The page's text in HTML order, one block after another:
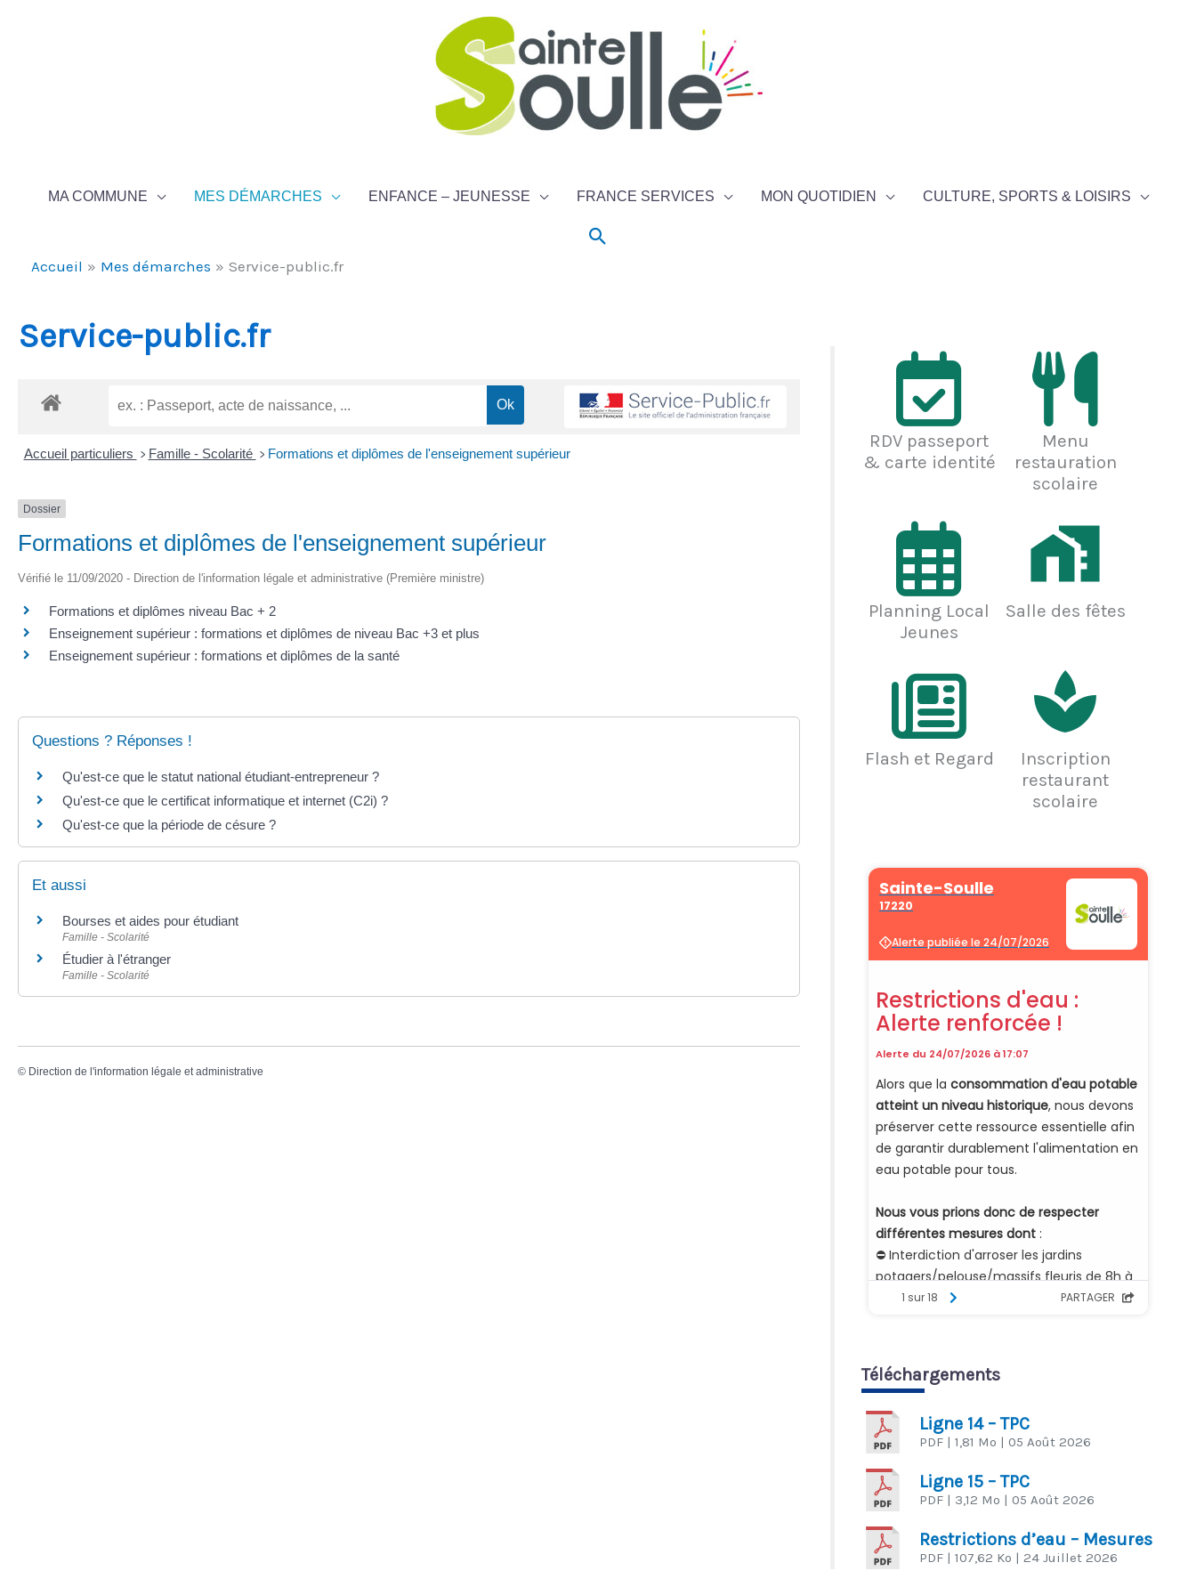
MA COMMUNE MES DÉMARCHES ENFANCE – JEUNESSE FRANCE SERVICES MON QUOTIDIEN CULTURE, SPORTS & LOISIRS
Rechercher
Accueil Mes démarches Service-public.fr
Service-public.fr
Accueil particuliers > Famille - Scolarité > Formations et diplômes de l'enseignement supérieur
Dossier
Formations et diplômes de l'enseignement supérieur
Vérifié le 11/09/2020 - Direction de l'information légale et administrative (Première ministre)
Formations et diplômes niveau Bac + 2
Enseignement supérieur : formations et diplômes de niveau Bac +3 et plus
Enseignement supérieur : formations et diplômes de la santé
Questions ? Réponses !
Qu'est-ce que le statut national étudiant-entrepreneur ?
Qu'est-ce que le certificat informatique et internet (C2i) ?
Qu'est-ce que la période de césure ?
Et aussi
Bourses et aides pour étudiant
Famille - Scolarité
Étudier à l'étranger
Famille - Scolarité
© Direction de l'information légale et administrative
RDV passeport
& carte identité
Menu
restauration
scolaire
Planning Local
Jeunes
Salle des fêtes
Flash et Regard
Inscription
restaurant
scolaire
Téléchargements
Ligne 14 – TPC
PDF| 1,81 Mo | 05 Août 2026
Ligne 15 – TPC
PDF| 3,12 Mo | 05 Août 2026
Restrictions d’eau – Mesures
PDF| 107,62 Ko | 24 Juillet 2026